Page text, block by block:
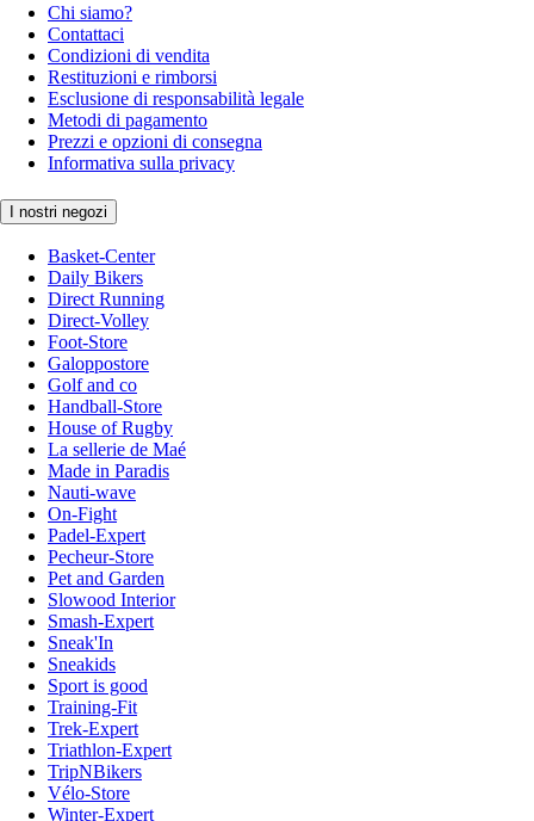
Chi siamo?
Contattaci
Condizioni di vendita
Restituzioni e rimborsi
Esclusione di responsabilità legale
Metodi di pagamento
Prezzi e opzioni di consegna
Informativa sulla privacy
I nostri negozi
Basket-Center
Daily Bikers
Direct Running
Direct-Volley
Foot-Store
Galoppostore
Golf and co
Handball-Store
House of Rugby
La sellerie de Maé
Made in Paradis
Nauti-wave
On-Fight
Padel-Expert
Pecheur-Store
Pet and Garden
Slowood Interior
Smash-Expert
Sneak'In
Sneakids
Sport is good
Training-Fit
Trek-Expert
Triathlon-Expert
TripNBikers
Vélo-Store
Winter-Expert